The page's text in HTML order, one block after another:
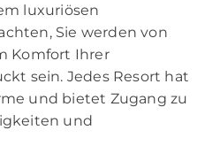
luxuriösen
Sie werden von
Komfort Ihrer
sein. Jedes Resort hat
und bietet Zugang zu
und